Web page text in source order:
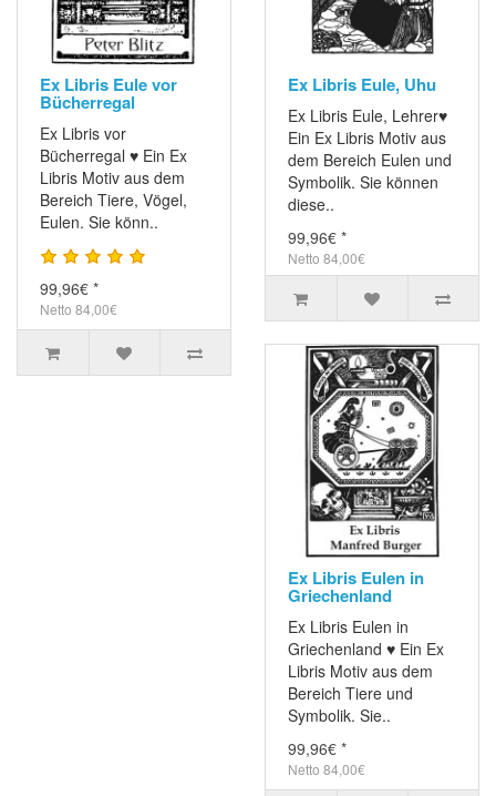
Ex Libris Eule vor
Bücherregal
Ex Libris vor
Bücherregal ♥ Ein Ex
Libris Motiv aus dem
Bereich Tiere, Vögel,
Eulen. Sie könn..
99,96€ *
Netto 84,00€
Ex Libris Eule, Uhu
Ex Libris Eule, Lehrer♥
Ein Ex Libris Motiv aus
dem Bereich Eulen und
Symbolik. Sie können
diese..
99,96€ *
Netto 84,00€
Ex Libris Eulen in
Griechenland
Ex Libris Eulen in
Griechenland ♥ Ein Ex
Libris Motiv aus dem
Bereich Tiere und
Symbolik. Sie..
99,96€ *
Netto 84,00€